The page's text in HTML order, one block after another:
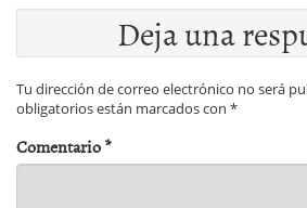
Deja una
Tu dirección de correo electrónico no será
obligatorios están marcados con *
Comentario*